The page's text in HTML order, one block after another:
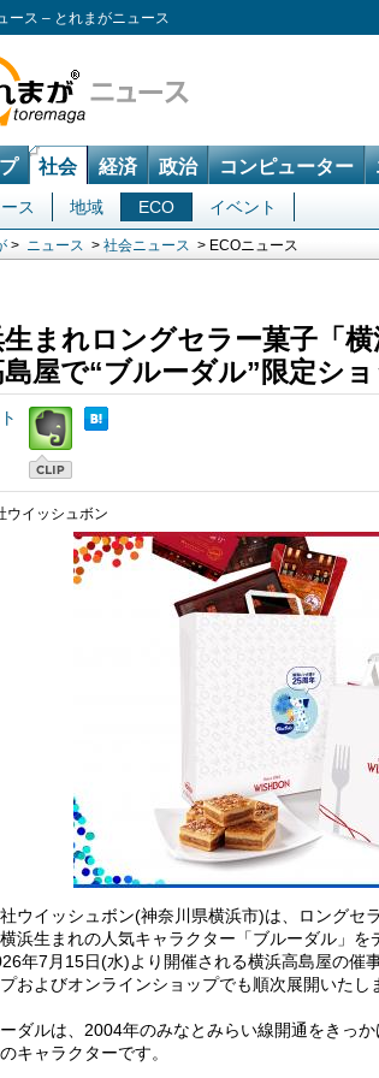
ース – とれまがニュース
社会 経済 政治 コンピューター
ス 地域 ECO イベント
> ニュース > 社会ニュース > ECOニュース
生まれロングセラー菓子「
屋で“ブルーダル”限定シ
ウイッシュボン
ウイッシュボン(神奈川県横浜市)は、ロングセ
浜生まれの人気キャラクター「ブルーダル」
年7月15日(水)より開催される横浜高島屋の催
およびオンラインショップでも順次展開いたし
ダルは、2004年のみなとみらい線開通をきっ
キャラクターです。